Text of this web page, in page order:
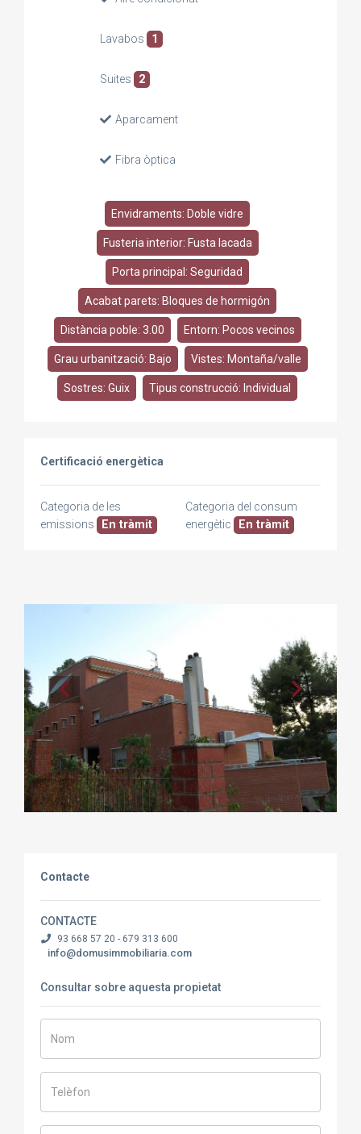
Lavabos 1
Suites 2
Aparcament
Fibra òptica
Envidraments: Doble vidre
Fusteria interior: Fusta lacada
Porta principal: Seguridad
Acabat parets: Bloques de hormigón
Distància poble: 3.00 Entorn: Pocos vecinos
Grau urbanització: Bajo Vistes: Montaña/valle
Sostres: Guix Tipus construcció: Individual
Certificació energètica
Categoria de les
emissions
En tràmit
Categoria del consum
energètic
En tràmit
Contacte
CONTACTE
93 668 57 20 - 679 313 600
info@domusimmobiliaria.com
Consultar sobre aquesta propietat